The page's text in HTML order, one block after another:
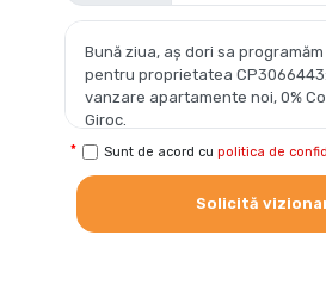
Sunt de acord cu politica de
Solicită